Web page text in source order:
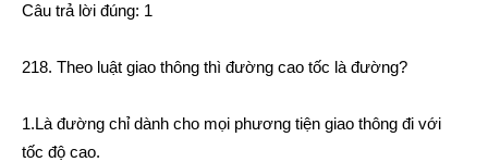
Câu trả lời đúng: 1
218. Theo luật giao thông thì đường cao tốc là đường?
1.Là đường chỉ dành cho mọi phương tiện giao thông đi với
tốc độ cao.